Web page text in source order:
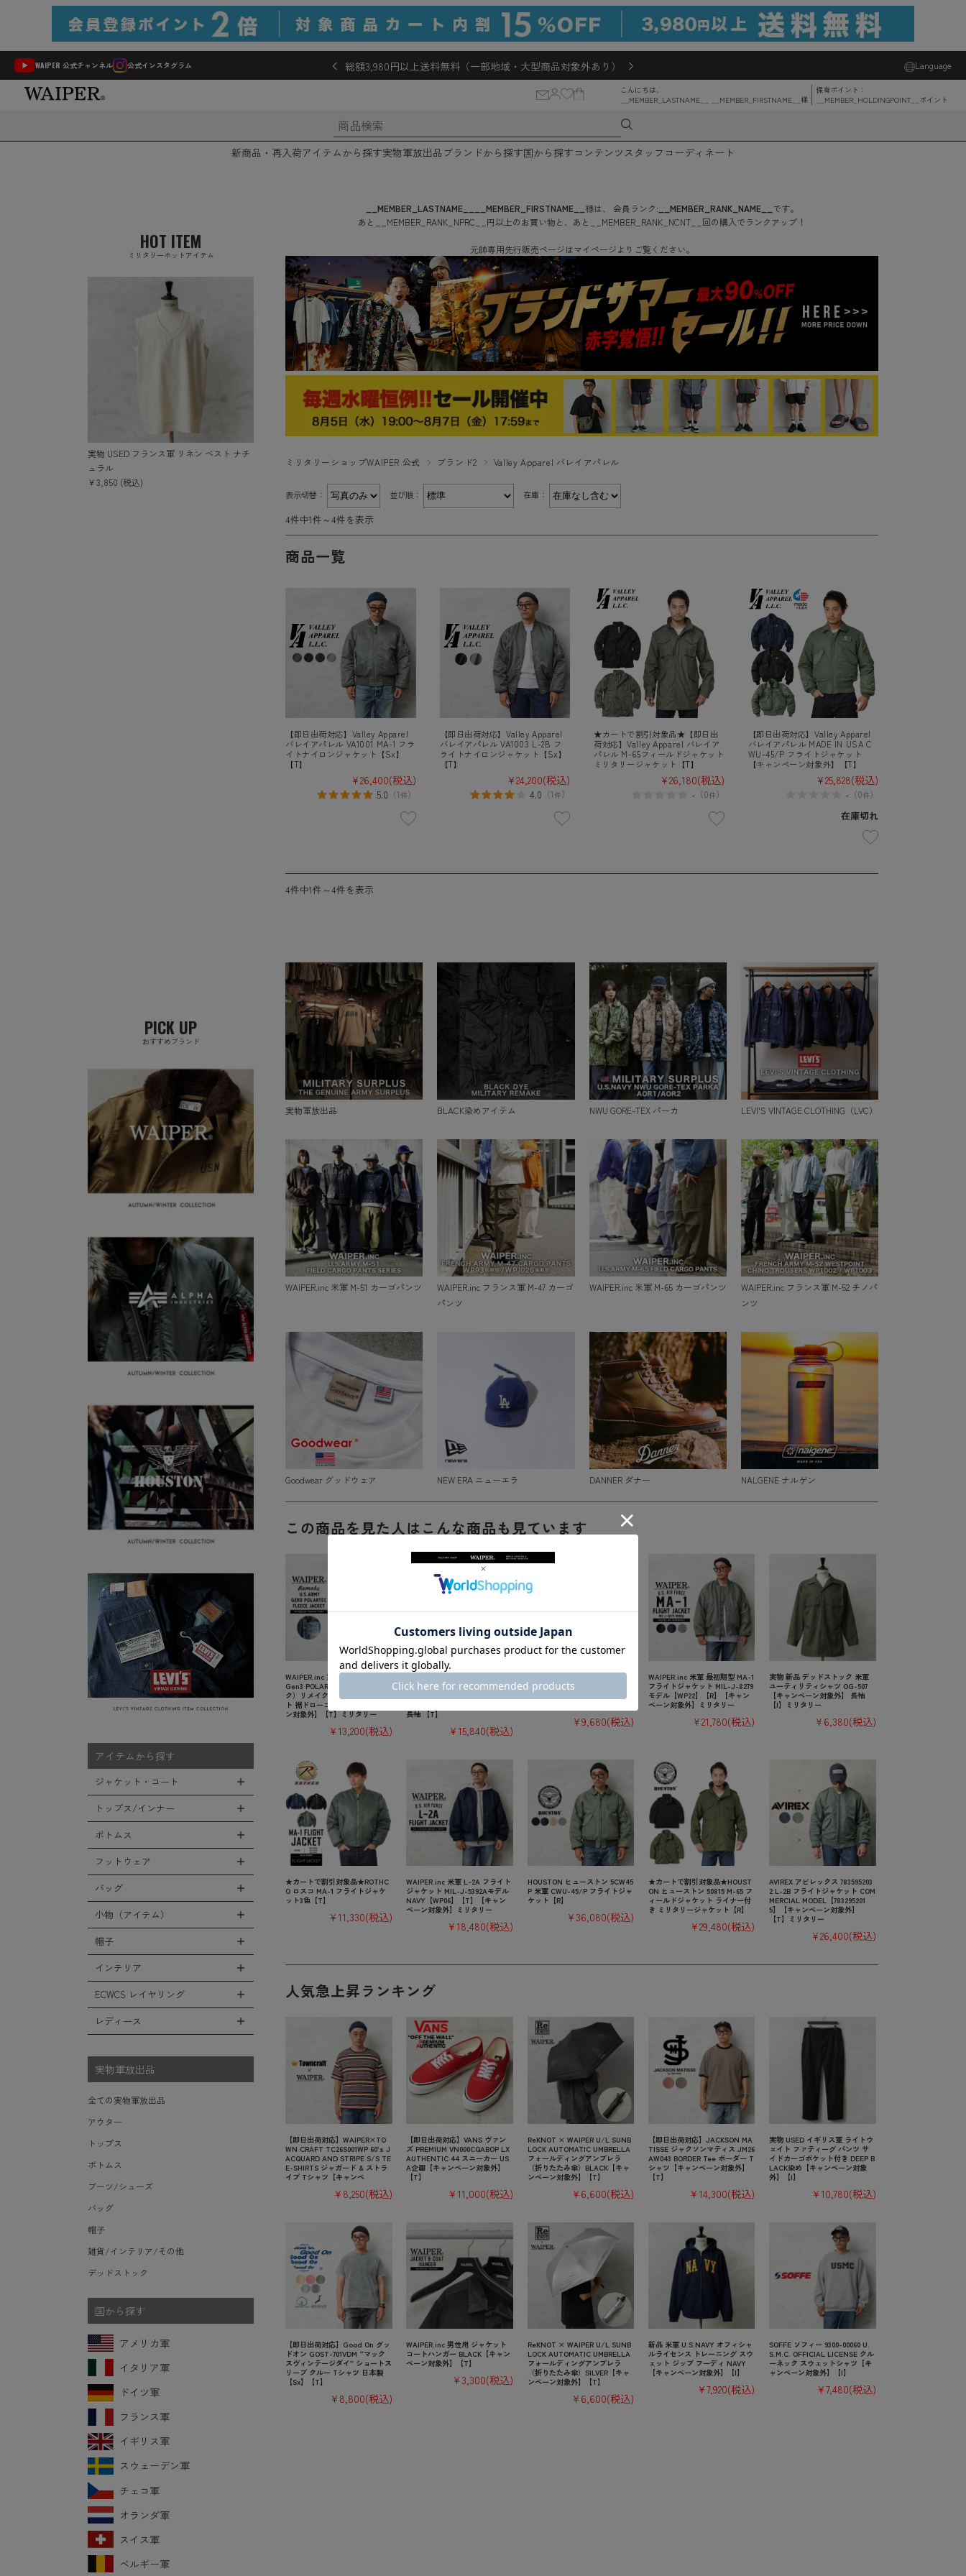
WAIPER 公式チャンネル 公式インスタグラム 総額3,980円以上送料無料（一部地域・大型商品対象外あり） Language
こんにちは、
__MEMBER_LASTNAME__ __MEMBER_FIRSTNAME__ 様
保有ポイント：
__MEMBER_HOLDINGPOINT__
ポイント
新商品・再入荷アイテムから探す実物軍放出品 ブランドから探す国から探す コンテンツ スタッフコーディネート
__MEMBER_LASTNAME__ __MEMBER_FIRSTNAME__ 様は、 会員ランク: __MEMBER_RANK_NAME__ です。
あと
__MEMBER_RANK_NPRC__ 円以上のお買い物と、あと __MEMBER_RANK_NCNT__ 回の購入でランクアップ！
元帥専用先行販売ページはマイページよりご覧ください。
ミリタリーショップWAIPER 公式 ブランド2 Valley Apparel バレイアパレル
表示切替： 並び順： 在庫：
4件中1件～4件を表示
商品一覧
【即日出荷対応】Valley Apparel
バレイアパレル VA1001 MA-1 フラ
イトナイロンジャケット【Sx】
【T】
¥26,400(税込)
5.0 （1件）
【即日出荷対応】Valley Apparel
バレイアパレル VA1003 L-2B フ
ライトナイロンジャケット【Sx】
【T】
¥24,200(税込)
4.0 （1件）
★カートで割引対象品★【即日出
荷対応】Valley Apparel バレイア
パレル M-65フィールドジャケット
ミリタリージャケット【T】
¥26,180(税込)
-（0件）
【即日出荷対応】Valley Apparel
バレイアパレル MADE IN USA C
WU-45/P フライトジャケット
【キャンペーン対象外】【T】
¥25,828(税込)
- （0件）
在庫切れ
4件中1件～4件を表示
実物軍放出品 BLACK染めアイテム NWU GORE-TEX パーカ LEVI'S VINTAGE CLOTHING（LVC）
WAIPER.inc 米軍 M-51 カーゴパンツ
WAIPER.inc フランス軍 M-47 カーゴ
パンツ
WAIPER.inc 米軍 M-65 カーゴパンツ
WAIPER.inc フランス軍 M-52 チノパ
ンツ
Goodwear グッドウェア NEW ERA ニューエラ DANNER ダナー NALGENE ナルゲン
この商品を見た人はこんな商品も見ています
WAIPER.inc 実物 米軍 ECWCS
Gen3 POLARTEC（ポーラテッ
ク）リメイク フリースジャケッ
ト 裾ドローコード【キャンペー
ン対象外】【T】ミリタリー
¥13,200(税込)
応】TOWN CRAFT タウンクラ
長袖 【T】
¥15,840(税込)
【即日出荷対応】WAIPER.inc 米
軍 U.S.AIR CORPS スウェットカ
ーディガン【WP1149】【キャン
¥9,680(税込)
WAIPER.inc 米軍 最初期型 MA-1
フライトジャケット MIL-J-8279
モデル【WP22】【R】【キャン
ペーン対象外】ミリタリー
¥21,780(税込)
実物 新品 デッドストック 米軍
ユーティリティシャツ OG-507
【キャンペーン対象外】 長袖
【I】ミリタリー
¥6,380(税込)
★カートで割引対象品★ROTHC
O ロスコ MA-1 フライトジャケ
ット3色【T】
¥11,330(税込)
WAIPER.inc 米軍 L-2A フライト
ジャケット MIL-J-5392Aモデル
NAVY【WP06】【T】【キャン
ペーン対象外】ミリタリー
¥18,480(税込)
HOUSTON ヒューストン 5CW45
P 米軍 CWU-45/P フライトジャ
ケット【R】
¥36,080(税込)
★カートで割引対象品★HOUST
ON ヒューストン 50815 M-65 フ
ィールドジャケット ライナー付
き ミリタリージャケット【R】
¥29,480(税込)
AVIREX アビレックス 783595203
2 L-2B フライトジャケット COM
MERCIAL MODEL【783295201
5】【キャンペーン対象外】
【T】ミリタリー
¥26,400(税込)
人気急上昇ランキング
【即日出荷対応】WAIPER×TO
WN CRAFT TC26S001WP 60’s J
ACQUARD AND STRIPE S/S TE
E-SHIRTS ジャガード & ストラ
イプ Tシャツ【キャンペ
¥8,250(税込)
【即日出荷対応】VANS ヴァン
ズ PREMIUM VN000CQABOP LX
AUTHENTIC 44 スニーカー US
A企画【キャンペーン対象外】
【T】
¥11,000(税込)
ReKNOT × WAIPER U/L SUNB
LOCK AUTOMATIC UMBRELLA
フォールディングアンブレラ
（折りたたみ傘）BLACK【キャ
ンペーン対象外】【T】
¥6,600(税込)
【即日出荷対応】JACKSON MA
TISSE ジャクソンマティス JM26
AW043 BORDER Tee ボーダー T
シャツ【キャンペーン対象外】
【T】
¥14,300(税込)
実物 USED イギリス軍 ライトウ
ェイト ファティーグ パンツ サ
イドカーゴポケット付き DEEP B
LACK染め【キャンペーン対象
外】【I】
¥10,780(税込)
【即日出荷対応】Good On グッ
ドオン GOST-701VDM “マック
スヴィンテージダイ” ショートス
リーブ クルー Tシャツ 日本製
【Sx】【T】
¥8,800(税込)
WAIPER.inc 男性用 ジャケット
コートハンガー BLACK【キャン
ペーン対象外】【T】
¥3,300(税込)
ReKNOT × WAIPER U/L SUNB
LOCK AUTOMATIC UMBRELLA
フォールディングアンブレラ
（折りたたみ傘）SILVER【キャ
ンペーン対象外】【T】
¥6,600(税込)
新品 米軍 U.S.NAVY オフィシャ
ルライセンス トレーニング スウ
ェット ジップ フーディ NAVY
【キャンペーン対象外】【I】
¥7,920(税込)
SOFFE ソフィー 9300-00060 U.
S.M.C. OFFICIAL LICENSE クル
ーネック スウェットシャツ【キ
ャンペーン対象外】【I】
¥7,480(税込)
HOT ITEM
ミリタリーホットアイテム
実物 USED フランス軍 リネン ベスト ナチ
ュラル
￥3,850 (税込)
PICK UP
おすすめブランド
アイテムから探す
ジャケット・コート
全てのジャケット・コート
LEVEL7
フライトジャケット
M-65ジャケット
デッキジャケット
タンカースジャケット
コート
ソフトシェルジャケット
フリースジャケット
レザーアウター
ジャケットライナー
モッズコート
トップス/インナー
全てのトップス/インナー
Tシャツ
シャツ
スウェット/パーカー
セーター/カーディガン
ベスト
タンクトップ
ボトムス
全てのボトムス
カーゴパンツ
デニムパンツ
チノ，ワークパンツ
ファティーグパンツ
ナイロンパンツ
スウェットパンツ
ショートパンツ
アンダー（下着）
フットウェア
全てのフットウェア
ブーツ
シューズ・スニーカー
サンダル
レインシューズ・ブーツ
ソックス/靴下
バッグ
全てのバッグ
リュックサック
ショルダーバッグ
ヘルメットバッグ
メッセンジャーバッグ
トートバッグ
ダッフルバッグ
小物（アイテム）
全ての小物（アイテム）
グローブ（手袋）
防寒物（ネックウォーマーetc）
傘/ポンチョ
ミリタリーウォッチ
サングラス・ゴーグル
ベルト
食器/ボトル/etc
ミリタリー雑貨
ライト/懐中電灯/etc
ロープ/コード/etc
タオル/ハンカチ/etc
その他の小物
帽子
全ての帽子
キャップ
ハット
ニット帽（ビーニー）
ベレー帽
ハンチング
キャスケット
その他
インテリア
全てのインテリア
デスク、椅子、家具
ボックス/ガソリン缶/etc
生地・テントシェル
ECWCS レイヤリング
全てのECWCS
ミッドベースレイヤー Level.2
レディース
実物軍放出品
全ての実物軍放出品
アウター
トップス
ボトムス
ブーツ/シューズ
バッグ
帽子
雑貨/インテリア/その他
デッドストック
国から探す
アメリカ軍
イタリア軍
ドイツ軍
フランス軍
イギリス軍
スウェーデン軍
チェコ軍
オランダ軍
スイス軍
ベルギー軍